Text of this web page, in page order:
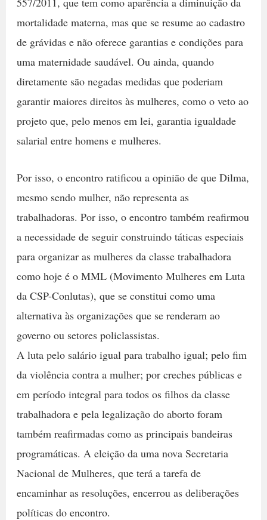
mortalidade materna, mas que se resume ao cadastro
de grávidas e não oferece garantias e condições para
uma maternidade saudável. Ou ainda, quando
diretamente são negadas medidas que poderiam
garantir maiores direitos às mulheres, como o veto ao
projeto que, pelo menos em lei, garantia igualdade
salarial entre homens e mulheres.
Por isso, o encontro ratificou a opinião de que Dilma,
mesmo sendo mulher, não representa as
trabalhadoras. Por isso, o encontro também reafirmou
a necessidade de seguir construindo táticas especiais
para organizar as mulheres da classe trabalhadora
como hoje é o MML (Movimento Mulheres em Luta
da CSP-Conlutas), que se constitui como uma
alternativa às organizações que se renderam ao
governo ou setores policlassistas.
A luta pelo salário igual para trabalho igual; pelo fim
da violência contra a mulher; por creches públicas e
em período integral para todos os filhos da classe
trabalhadora e pela legalização do aborto foram
também reafirmadas como as principais bandeiras
programáticas. A eleição da uma nova Secretaria
Nacional de Mulheres, que terá a tarefa de
encaminhar as resoluções, encerrou as deliberações
políticas do encontro.